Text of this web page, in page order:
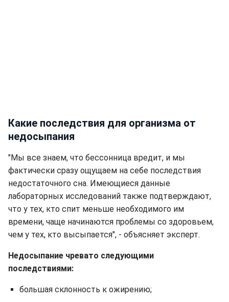
Какие последствия для организма от
недосыпания
"Мы все знаем, что бессонница вредит, и мы
фактически сразу ощущаем на себе последствия
недостаточного сна. Имеющиеся данные
лабораторных исследований также подтверждают,
что у тех, кто спит меньше необходимого им
времени, чаще начинаются проблемы со здоровьем,
чем у тех, кто высыпается", - объясняет эксперт.
Недосыпание чревато следующими
последствиями:
большая склонность к ожирению;